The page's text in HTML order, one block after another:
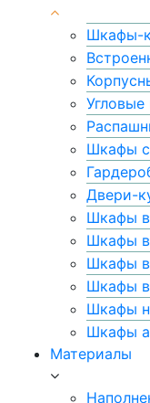
Шкафы-
Шкафы с
Двери-
Шкафы
Шкафы
Шкафы
Шкафы
Шкафы
Шкафы
Материалы